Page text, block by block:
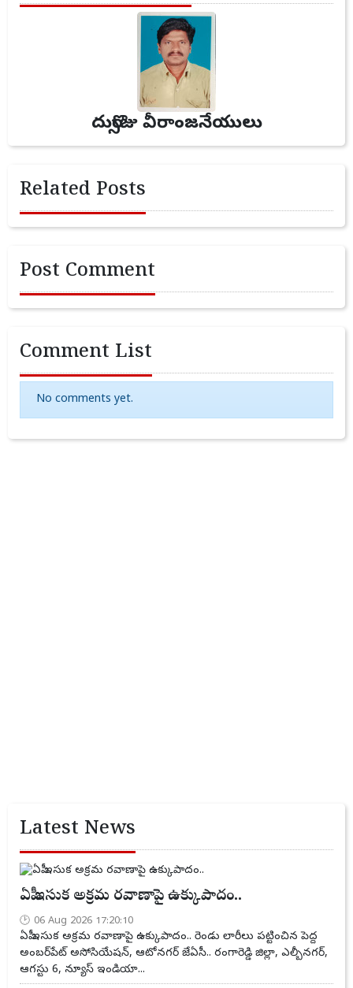
దుర్సొజు వీరాంజనేయులు
Related Posts
Post Comment
Comment List
No comments yet.
Latest News
ఏపీ ఇసుక అక్రమ రవాణాపై ఉక్కుపాదం..
06 Aug 2026 17:20:10
ఏపీ ఇసుక అక్రమ రవాణాపై ఉక్కుపాదం.. రెండు లారీలు పట్టించిన పెద్ద
అంబర్‌పేట్ అసోసియేషన్, ఆటోనగర్ జేఏసీ.. రంగారెడ్డి జిల్లా, ఎల్బీనగర్,
ఆగస్టు 6, న్యూస్ ఇండియా...